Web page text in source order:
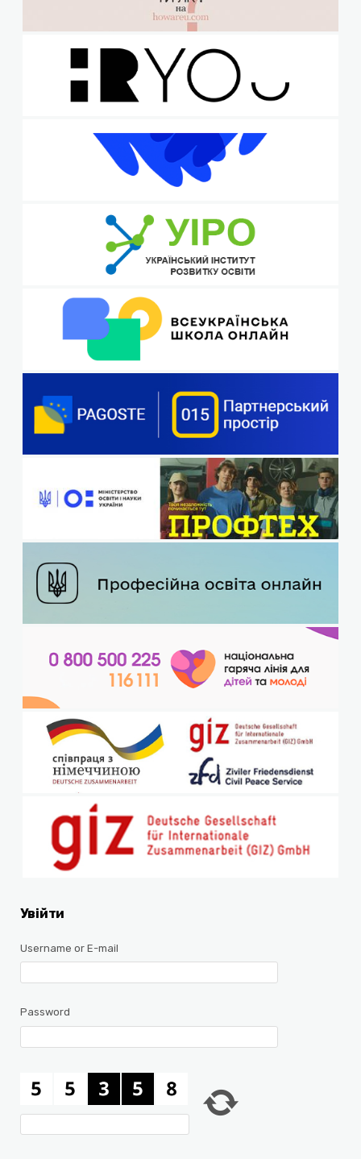
Увійти
Username or E-mail
Password